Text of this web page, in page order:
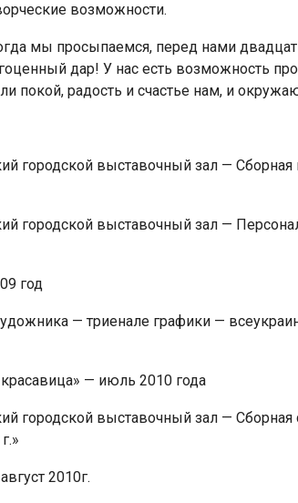
возможности.
мы просыпаемся, перед нами
дар! У нас есть возможность
покой, радость и счастье нам, и
городской выставочный зал —
городской выставочный зал —
год
— триенале графики —
— июль 2010 года
городской выставочный зал — Сборная
2010г.